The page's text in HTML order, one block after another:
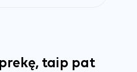
taip pat